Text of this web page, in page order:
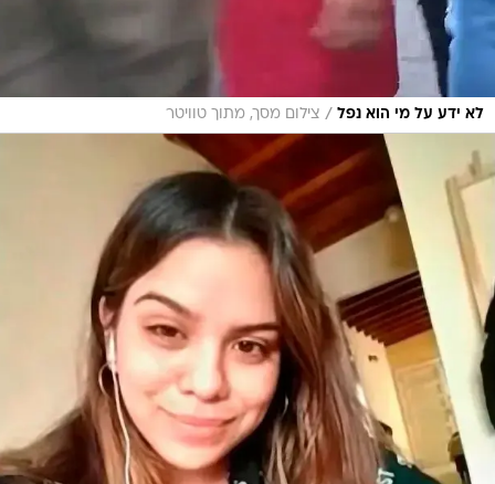
לא ידע על מי הוא נפל / צילום מסך, מתוך טוויטר